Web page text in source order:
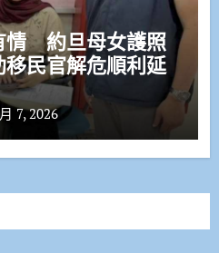
情 約旦母女護照
民官解危順利延
7, 2026